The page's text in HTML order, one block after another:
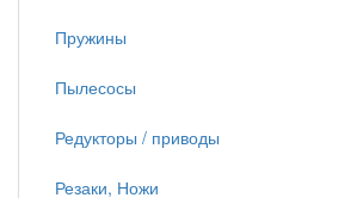
Пружины
Пылесосы
Редукторы / приводы
Резаки, Ножи